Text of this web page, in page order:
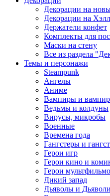
Декорации на
Декорации на
Держатели конфет
Комплекты для
Маски на стену
Все из раздела
Темы и персонажи
Steampunk
Ангелы
Аниме
Вампиры и
Ведьмы и колдуны
Вирусы, микробы
Военные
Времена года
Гангстеры и
Герои игр
Герои кино и
Герои
Дикий запад
Дьяволы и